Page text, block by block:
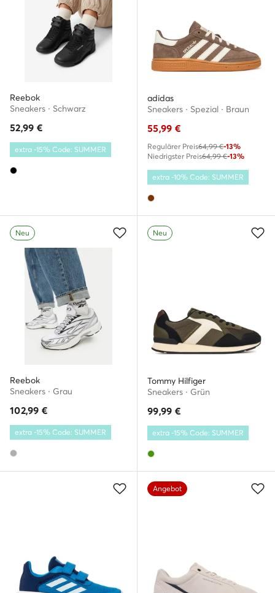
Reebok
Sneakers · Schwarz
52,99 €
extra -15% Code: SUMMER
adidas
Sneakers · Spezial · Braun
55,99 €
Regulärer Preis64,99 €-13%
Niedrigster Preis64,99 €-13%
extra -10% Code: SUMMER
Neu
Reebok
Sneakers · Grau
102,99 €
extra -15% Code: SUMMER
Neu
Tommy Hilfiger
Sneakers · Grün
99,99 €
extra -15% Code: SUMMER
Angebot